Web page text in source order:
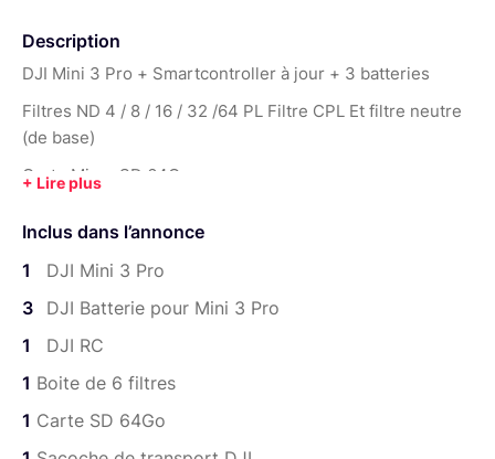
Description
DJI Mini 3 Pro + Smartcontroller à jour + 3 batteries
Filtres ND 4 / 8 / 16 / 32 /64 PL Filtre CPL Et filtre neutre
(de base)
Carte Micro SD 64Go
éléments listés au-dessus.
Inclus dans l’annonce
1
DJI Mini 3 Pro
3
DJI Batterie pour Mini 3 Pro
1
DJI RC
1 Boite de 6 filtres
1 Carte SD 64Go